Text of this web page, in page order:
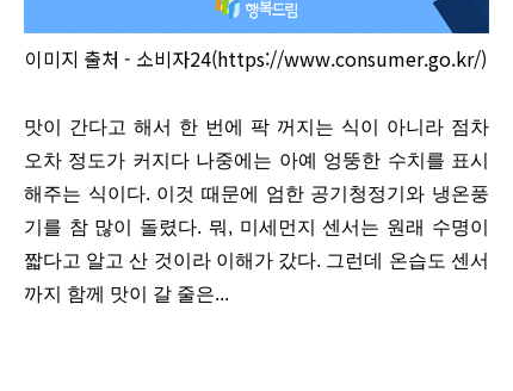
이미지 출처 - 소비자24(https://www.consumer.go.kr/)
맛이 간다고 해서 한 번에 팍 꺼지는 식이 아니라 점차
오차 정도가 커지다 나중에는 아예 엉뚱한 수치를 표시
해주는 식이다. 이것 때문에 엄한 공기청정기와 냉온풍
기를 참 많이 돌렸다. 뭐, 미세먼지 센서는 원래 수명이
짧다고 알고 산 것이라 이해가 갔다. 그런데 온습도 센서
까지 함께 맛이 갈 줄은...